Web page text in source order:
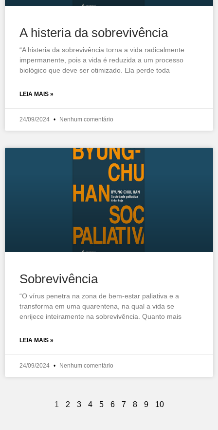
A histeria da sobrevivência
“A histeria da sobrevivência torna a vida radicalmente
impermanente, pois a vida é reduzida a um processo
biológico que deve ser otimizado. Ela perde toda
LEIA MAIS »
24/09/2024 Nenhum comentário
Sobrevivência
“O vírus penetra na zona de bem-estar paliativa e a
transforma em uma quarentena, na qual a vida se
enrijece inteiramente na sobrevivência. Quanto mais
LEIA MAIS »
24/09/2024 Nenhum comentário
1 2 3 4 5 6 7 8 9 10